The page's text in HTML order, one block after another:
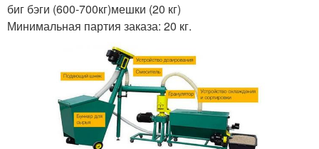
биг бэги (600-700кг)мешки (20 кг)
Минимальная партия заказа: 20 кг.